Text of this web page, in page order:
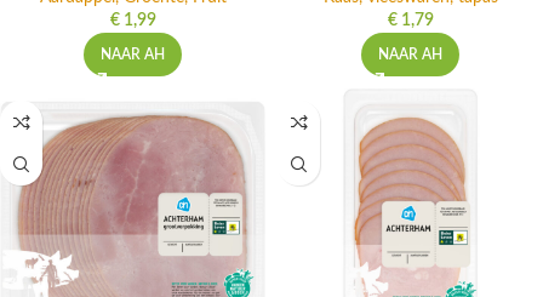
€1,99
NAAR AH
€1,79
NAAR AH